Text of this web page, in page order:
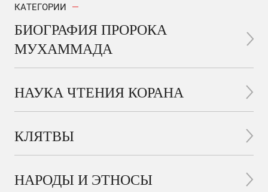
КАТЕГОРИИ
БИОГРАФИЯ ПРОРОКА
МУХАММАДА
НАУКА ЧТЕНИЯ КОРАНА
КЛЯТВЫ
НАРОДЫ И ЭТНОСЫ